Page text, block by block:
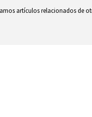
artículos relacionados de